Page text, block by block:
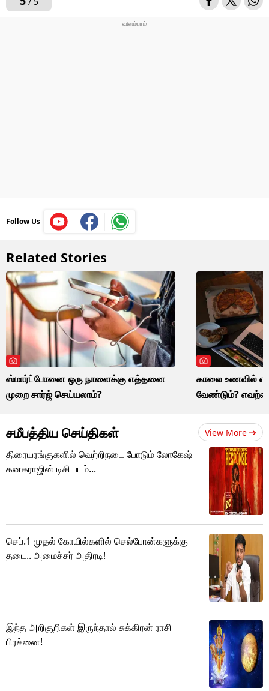
Follow Us
Related Stories
ஸ்மார்ட்போனை ஒரு நாளைக்கு எத்தனை
முறை சார்ஜ் செய்யலாம்?
காலை உணவில்
வேண்டும்?
சமீபத்திய செய்திகள் View More
திரையரங்குகளில் வெற்றிநடை போடும் லோகேஷ்
கனகராஜின் டிசி படம்...
செப்.1 முதல் கோயில்களில் செல்போன்களுக்கு
தடை.. அமைச்சர் அதிரடி!
இந்த அறிகுறிகள் இருந்தால் சுக்கிரன் ராசி
பிரச்னை!